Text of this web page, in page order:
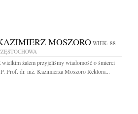
MOSZOROWIEK: 88
wielkim żalem przyjęliśmy wiadomość o śmierci
Prof. dr. inż. Kazimierza Moszoro Rektora...